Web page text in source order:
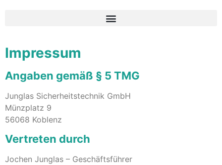
Impressum
Angaben gemäß § 5 TMG
Junglas Sicherheitstechnik GmbH
Münzplatz 9
56068 Koblenz
Vertreten durch
Jochen Junglas – Geschäftsführer